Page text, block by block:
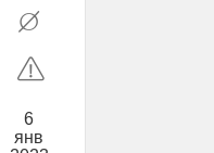
6
янв